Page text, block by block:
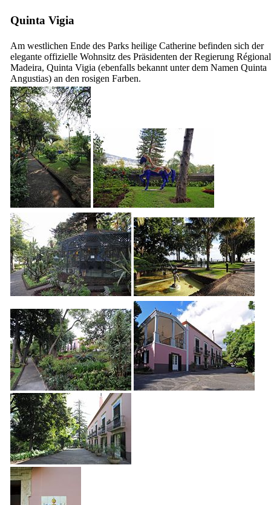
Quinta Vigia
Am westlichen Ende des Parks heilige Catherine befinden sich der
elegante offizielle Wohnsitz des Präsidenten der Regierung
Madeira, Quinta Vigia (ebenfalls bekannt unter dem Namen Quinta
Angustias) an den rosigen Farben.